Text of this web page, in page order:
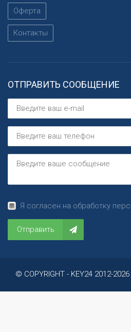
Оферта
Контакты
ОТПРАВИТЬ СООБЩЕНИЕ
Я согласен на обработку
Отправить
© COPYRIGHT - KEY24 2012-2026